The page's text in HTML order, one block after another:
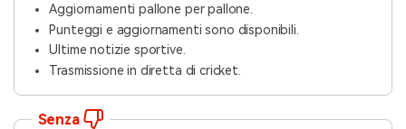
Aggiornamenti pallone per pallone.
Punteggi e aggiornamenti sono disponibili.
Ultime notizie sportive.
Trasmissione in diretta di cricket.
Senza